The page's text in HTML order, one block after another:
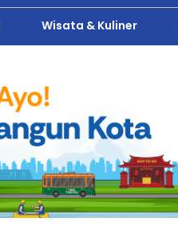
Wisata & Kuliner